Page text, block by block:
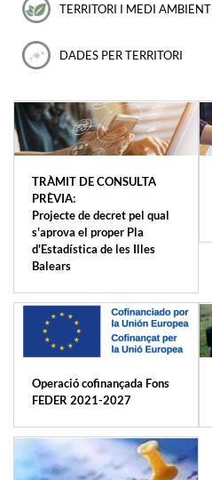
TERRITORI I MEDI AMBIENT
DADES PER TERRITORI
TRÀMIT DE CONSULTA
PRÈVIA:
Projecte de decret pel qual
s'aprova el proper Pla
d'Estadística de les Illes
Balears
Operació cofinançada Fons
FEDER 2021-2027